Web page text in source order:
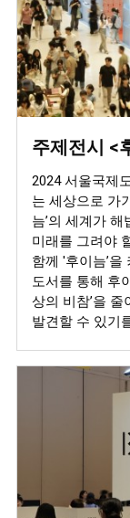
주제전시 <
2024 서울국제
는 세상으로 가
늠’의 세계가
미래를 그려야
함께 '후이늠’
도서를 통해 후
상의 비참’을 줄
발견할 수 있기